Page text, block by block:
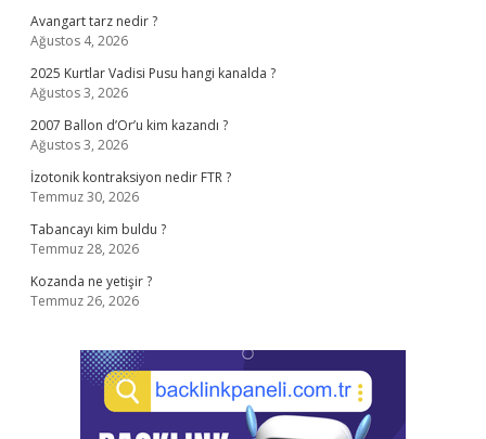
Avangart tarz nedir ?
Ağustos 4, 2026
2025 Kurtlar Vadisi Pusu hangi kanalda ?
Ağustos 3, 2026
2007 Ballon d’Or’u kim kazandı ?
Ağustos 3, 2026
İzotonik kontraksiyon nedir FTR ?
Temmuz 30, 2026
Tabancayı kim buldu ?
Temmuz 28, 2026
Kozanda ne yetişir ?
Temmuz 26, 2026